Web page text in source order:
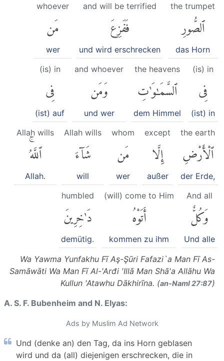
the trumpet
ٱلصُّورِ
das Horn
and will be terrified
فَفَزِعَ
und wird erschrecken
whoever
مَن
wer
(is) in
فِى
(ist) in
the heavens
ٱلسَّمَٰوَٰتِ
dem Himmel
and whoever
وَمَن
und wer
(is) in
فِى
(ist) auf
the earth
ٱلْأَرْضِ
der Erde,
except
إِلَّا
außer
whom
مَن
wer
Allah wills
شَآءَ
will
Allah wills
ٱللَّهُۚ
Allah.
And all
وَكُلٌّ
Und alle
(will) come to Him
أَتَوْهُ
kommen zu ihm
humbled
دَٰخِرِينَ
demütig.
Wa Yawma Yunfakhu Fī Aş-Şūri Fafazi`a Man Fī As-
Samāwāti Wa Man Fī Al-'Arđi 'Illā Man Shā'a Allāhu Wa
Kullun 'Atawhu Dākhirīna. (an-Naml 27:87)
A. S. F. Bubenheim and N. Elyas:
Ads by Muslim Ad Network
Und (denke an) den Tag, da ins Horn geblasen
wird und da (all) diejenigen erschrecken, die in